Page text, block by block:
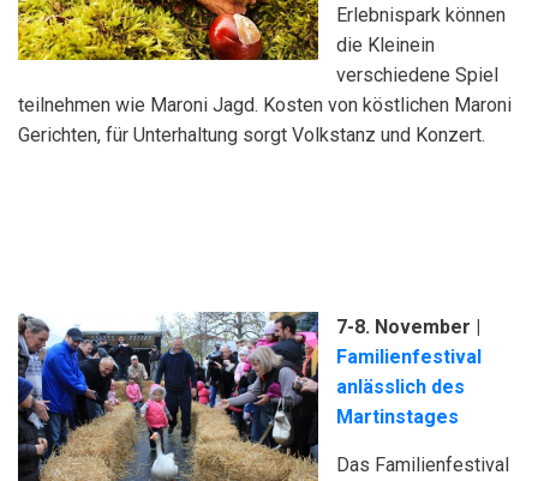
Erlebnispark können
die Kleinein
verschiedene Spiel
teilnehmen wie Maroni Jagd. Kosten von köstlichen Maroni
Gerichten, für Unterhaltung sorgt Volkstanz und Konzert.
7-8. November |
Familienfestival
anlässlich des
Martinstages
Das Familienfestival